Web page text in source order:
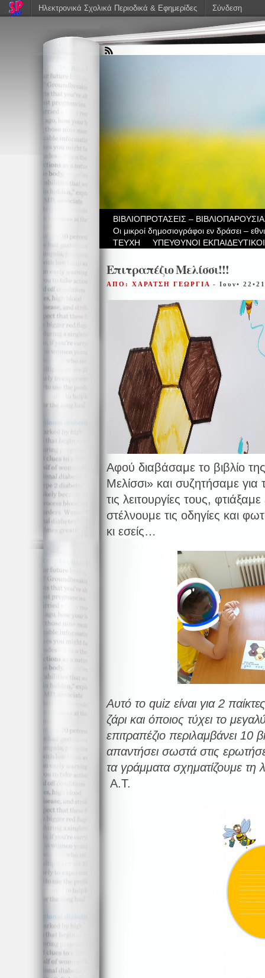
ΒIBΛΙΟΠΡΟΤΑΣΕΙΣ –
Οι μικροί δημοσιογράφοι εν δράσει –
ΤΕΥΧΗ
ΥΠΕΥΘΥΝΟΙ
Επιτραπέζιο Μελίσσι!!!
ΑΠΟ: ΧΑΡΑΤΣΗ ΓΕΩΡΓΙΑ - Ιουν• 22•21
Αφού διαβάσαμε το βιβλίο
Μελίσσι» και συζητήσαμε για
τις λειτουργίες τους,
στέλνουμε τις οδηγίες και
κι εσείς…
Αυτό το quiz είναι για 2
ζάρι και όποιος τύχει το
επιτραπέζιο περιλαμβάνει 10
απαντήσει σωστά στις
τα γράμματα σχηματίζουμε τη
Α.Τ.
Ηλεκτρονικά Σχολικά Περιοδικά & Εφημερίδες Σύνδεση